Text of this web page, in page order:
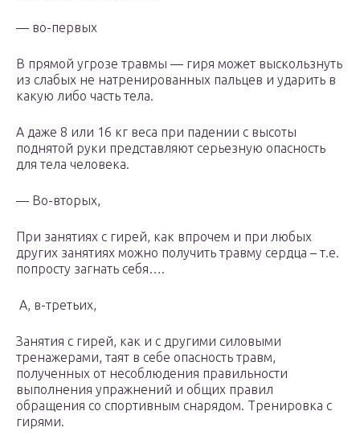
— во-первых
В прямой угрозе травмы — гиря может выскользнуть
из слабых не натренированных пальцев и ударить в
какую либо часть тела.
А даже 8 или 16 кг веса при падении с высоты
поднятой руки представляют серьезную опасность
для тела человека.
— Во-вторых,
При занятиях с гирей, как впрочем и при любых
других занятиях можно получить травму сердца – т.е.
попросту загнать себя….
А, в-третьих,
Занятия с гирей, как и с другими силовыми
тренажерами, таят в себе опасность травм,
полученных от несоблюдения правильности
выполнения упражнений и общих правил
обращения со спортивным снарядом. Тренировка с
гирями.